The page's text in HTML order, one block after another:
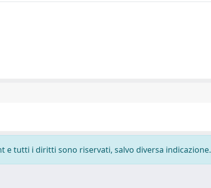
e tutti i diritti sono riservati, salvo diversa indicazione.